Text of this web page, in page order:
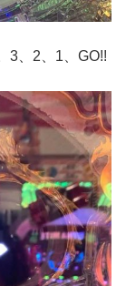
3、2、1、GO!!